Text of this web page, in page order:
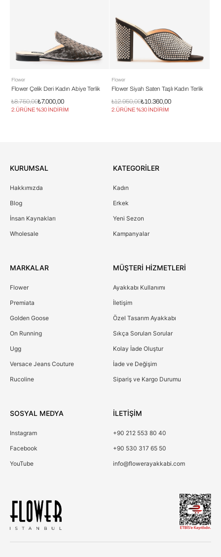
Flower
Flower Çelik Deri Kadın Abiye Terlik
₺7.000,00
₺8.750,00
2.ÜRÜNE %30 İNDİRİM
Flower
Flower Siyah Saten Taşlı Kadın Terlik
₺10.360,00
₺12.950,00
2.ÜRÜNE %30 İNDİRİM
KURUMSAL
Hakkımızda
Blog
İnsan Kaynakları
Wholesale
KATEGORİLER
Kadın
Erkek
Yeni Sezon
Kampanyalar
MARKALAR
Flower
Premiata
Golden Goose
On Running
Ugg
Versace Jeans Couture
Rucoline
MÜŞTERİ HİZMETLERİ
Ayakkabı Kullanımı
İletişim
Özel Tasarım Ayakkabı
Sıkça Sorulan Sorular
Kolay İade Oluştur
İade ve Değişim
Sipariş ve Kargo Durumu
SOSYAL MEDYA
Instagram
Facebook
YouTube
İLETİŞİM
+90 212 553 80 40
+90 530 317 65 50
info@flowerayakkabi.com